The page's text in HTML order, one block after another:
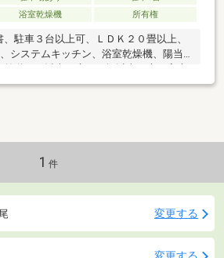
浴室乾燥機 所有権
駐車３台以上可、ＬＤＫ２０畳以上、
システムキッチン、浴室乾燥機、陽当
室１坪以上、複層ガラス、南庭、浴室
1 件
変更する